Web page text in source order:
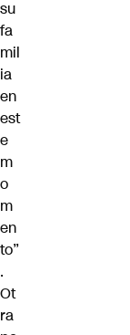
su
fa
mil
ia
en
est
e
m
o
m
en
to”
.
Ot
ra